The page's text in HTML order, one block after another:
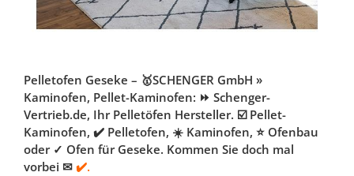
Pelletofen Geseke – 🥇SCHENGER GmbH »
Kaminofen, Pellet-Kaminofen: ⏩ Schenger-
Vertrieb.de, Ihr Pelletöfen Hersteller. ☑️ Pellet-
Kaminofen, ✔️ Pelletofen, ☀️ Kaminofen, ⭐ Ofenbau
oder ✓ Ofen für Geseke. Kommen Sie doch mal
vorbei ✉ ✔️.